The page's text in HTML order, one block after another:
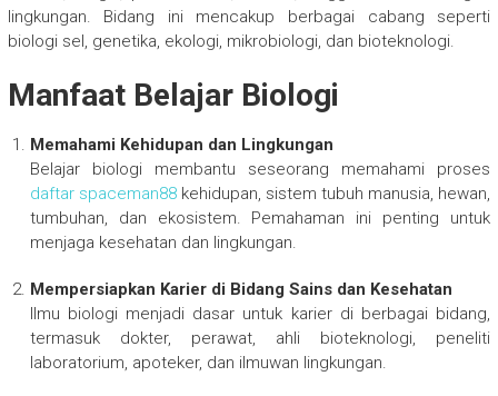
lingkungan. Bidang ini mencakup berbagai cabang seperti
biologi sel, genetika, ekologi, mikrobiologi, dan bioteknologi.
Manfaat Belajar Biologi
Memahami Kehidupan dan Lingkungan
Belajar biologi membantu seseorang memahami proses
daftar spaceman88kehidupan, sistem tubuh manusia, hewan,
tumbuhan, dan ekosistem. Pemahaman ini penting untuk
menjaga kesehatan dan lingkungan.
Mempersiapkan Karier di Bidang Sains dan Kesehatan
Ilmu biologi menjadi dasar untuk karier di berbagai bidang,
termasuk dokter, perawat, ahli bioteknologi, peneliti
laboratorium, apoteker, dan ilmuwan lingkungan.